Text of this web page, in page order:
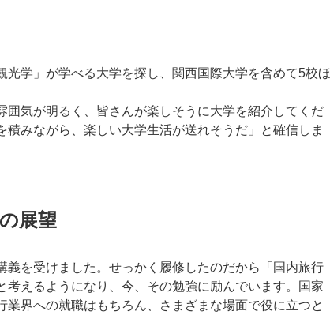
学」が学べる大学を探し、関西国際大学を含めて5校ほ
囲気が明るく、皆さんが楽しそうに大学を紹介してくだ
みながら、楽しい大学生活が送れそうだ」と確信しま
展望
を受けました。せっかく履修したのだから「国内旅行
えるようになり、今、その勉強に励んでいます。国家
界への就職はもちろん、さまざまな場面で役に立つと